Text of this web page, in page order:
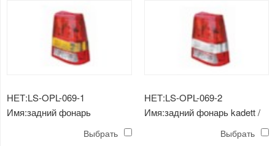
НЕТ:LS-OPL-069-1
Имя:задний фонарь
Выбрать
НЕТ:LS-OPL-069-2
Имя:задний фонарь kadett /
Выбрать